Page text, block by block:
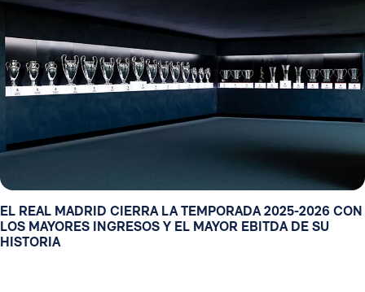
EL REAL MADRID CIERRA LA TEMPORADA 2025-2026 CON
LOS MAYORES INGRESOS Y EL MAYOR EBITDA DE SU
HISTORIA